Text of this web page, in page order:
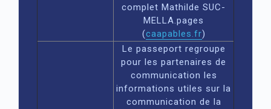
complet Mathilde SUC-
MELLA.pages
(caapables.fr)
Le passeport regroupe
pour les partenaires de
communication les
informations utiles sur la
communication de la